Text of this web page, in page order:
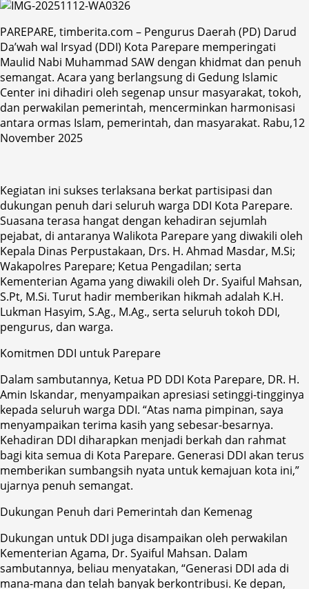
PAREPARE, timberita.com – Pengurus Daerah (PD) Darud
Da’wah wal Irsyad (DDI) Kota Parepare memperingati
Maulid Nabi Muhammad SAW dengan khidmat dan penuh
semangat. Acara yang berlangsung di Gedung Islamic
Center ini dihadiri oleh segenap unsur masyarakat, tokoh,
dan perwakilan pemerintah, mencerminkan harmonisasi
antara ormas Islam, pemerintah, dan masyarakat. Rabu,12
November 2025
Kegiatan ini sukses terlaksana berkat partisipasi dan
dukungan penuh dari seluruh warga DDI Kota Parepare.
Suasana terasa hangat dengan kehadiran sejumlah
pejabat, di antaranya Walikota Parepare yang diwakili oleh
Kepala Dinas Perpustakaan, Drs. H. Ahmad Masdar, M.Si;
Wakapolres Parepare; Ketua Pengadilan; serta
Kementerian Agama yang diwakili oleh Dr. Syaiful Mahsan,
S.Pt, M.Si. Turut hadir memberikan hikmah adalah K.H.
Lukman Hasyim, S.Ag., M.Ag., serta seluruh tokoh DDI,
pengurus, dan warga.
Komitmen DDI untuk Parepare
Dalam sambutannya, Ketua PD DDI Kota Parepare, DR. H.
Amin Iskandar, menyampaikan apresiasi setinggi-tingginya
kepada seluruh warga DDI. “Atas nama pimpinan, saya
menyampaikan terima kasih yang sebesar-besarnya.
Kehadiran DDI diharapkan menjadi berkah dan rahmat
bagi kita semua di Kota Parepare. Generasi DDI akan terus
memberikan sumbangsih nyata untuk kemajuan kota ini,”
ujarnya penuh semangat.
Dukungan Penuh dari Pemerintah dan Kemenag
Dukungan untuk DDI juga disampaikan oleh perwakilan
Kementerian Agama, Dr. Syaiful Mahsan. Dalam
sambutannya, beliau menyatakan, “Generasi DDI ada di
mana-mana dan telah banyak berkontribusi. Ke depan,